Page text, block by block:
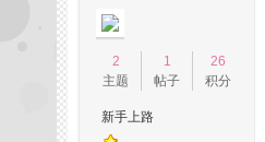
2
主题
1
帖子
26
积分
新手上路